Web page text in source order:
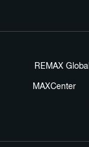
REMAX Global
MAXCenter